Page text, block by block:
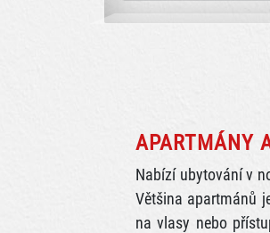
APARTMÁNY
Nabízí ubytování v
Většina apartmánů
na vlasy nebo